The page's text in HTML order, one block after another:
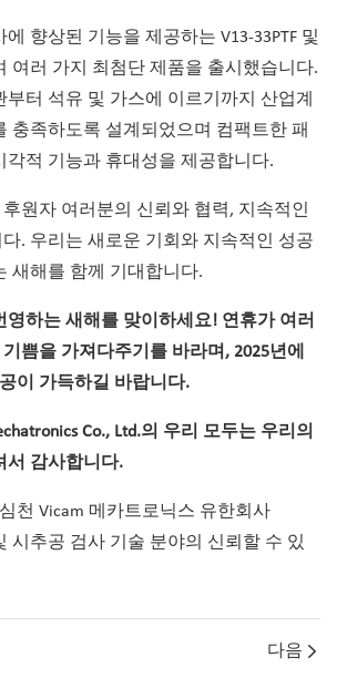
향상된 기능을 제공하는 V13-33PTF 및
여러 가지 최첨단 제품을 출시했습니다.
부터 석유 및 가스에 이르기까지 산업계
충족하도록 설계되었으며 컴팩트한 패
각적 기능과 휴대성을 제공합니다.
원자 여러분의 신뢰와 협력, 지속적인
. 우리는 새로운 기회와 지속적인 성공
새해를 함께 기대합니다.
영하는 새해를 맞이하세요! 연휴가 여러
쁨을 가져다주기를 바라며, 2025년에
이 가득하길 바랍니다.
Co., Ltd.의 우리 모두는 우리의
서 감사합니다.
심천 Vicam 메카트로닉스 유한회사
시추공 검사 기술 분야의 신뢰할 수 있
다음